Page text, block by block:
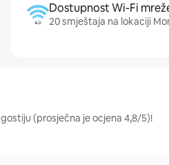
Dostupnost Wi-Fi
20 smještaja na lokaciji
(prosječna je ocjena 4,8/5)!